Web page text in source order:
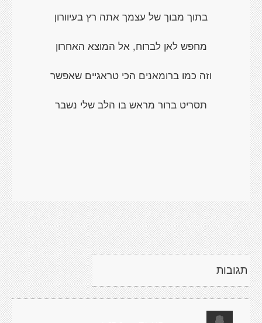
בתוך מבוך של עצמך אתה רץ בעיוורון
מחפש לאן לברוח, אל המוצא האחרון
וזה כמו ברומאנים הכי טראגיים שאפשר
תסריט ברור מראש בו הלב שלי נשבר
תגובות